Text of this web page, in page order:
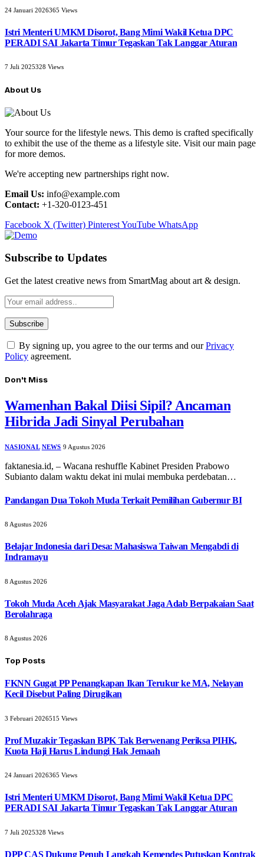
24 Januari 2026365 Views
Istri Menteri UMKM Disorot, Bang Mimi Wakil Ketua DPC
PERADI SAI Jakarta Timur Tegaskan Tak Langgar Aturan
7 Juli 2025328 Views
About Us
Your source for the lifestyle news. This demo is crafted specifically
to exhibit the use of the theme as a lifestyle site. Visit our main page
for more demos.
We're accepting new partnerships right now.
Email Us: info@example.com
Contact: +1-320-0123-451
Facebook X (Twitter) PinterestYouTube WhatsApp
Subscribe to Updates
Get the latest creative news from SmartMag about art & design.
By signing up, you agree to the our terms and ourPrivacy
Policy agreement.
Don't Miss
Wamenhan Bakal Diisi Sipil? Ancaman
Hibrida Jadi Sinyal Perubahan
NASIONAL NEWS 9 Agustus 2026
faktanesia.id, – Wacana reshuffle Kabinet Presiden Prabowo
Subianto dalam waktu dekat ini mulai membuka perdebatan…
Pandangan Dua Tokoh Muda Terkait Pemilihan Gubernur BI
8 Agustus 2026
Belajar Indonesia dari Desa: Mahasiswa Taiwan Mengabdi di
Indramayu
8 Agustus 2026
Tokoh Muda Aceh Ajak Masyarakat Jaga Adab Berpakaian Saat
Berolahraga
8 Agustus 2026
Top Posts
FKNN Gugat PP Penangkapan Ikan Terukur ke MA, Nelayan
Kecil Disebut Paling Dirugikan
3 Februari 2026515 Views
Prof Muzakir Tegaskan BPK Tak Berwenang Periksa PIHK,
Kuota Haji Harus Lindungi Hak Jemaah
24 Januari 2026365 Views
Istri Menteri UMKM Disorot, Bang Mimi Wakil Ketua DPC
PERADI SAI Jakarta Timur Tegaskan Tak Langgar Aturan
7 Juli 2025328 Views
DPP CAS Dukung Penuh Langkah Kemendes Putuskan Kontrak